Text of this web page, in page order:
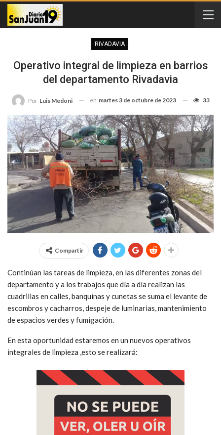
RIVADAVIA
Operativo integral de limpieza en barrios
del departamento Rivadavia
Por Luis Medoni en martes 3 de octubre de 2023 33
Compartir
Continúan las tareas de limpieza, en las diferentes zonas del
departamento y a los trabajos que día a día realizan las
cuadrillas en calles, banquinas y cunetas se suma el levante de
escombros y cacharros, despeje de luminarias, mantenimiento
de espacios verdes y fumigación.
En esta oportunidad estaremos en un nuevos operativos
integrales de limpieza ,esto se realizará: